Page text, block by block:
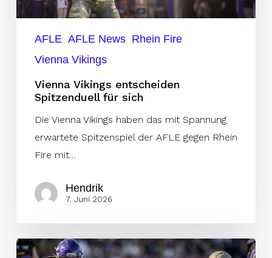
AFLE AFLE News Rhein Fire
Vienna Vikings
Vienna Vikings entscheiden
Spitzenduell für sich
Die Vienna Vikings haben das mit Spannung
erwartete Spitzenspiel der AFLE gegen Rhein
Fire mit…
Hendrik
7. Juni 2026
Vienna